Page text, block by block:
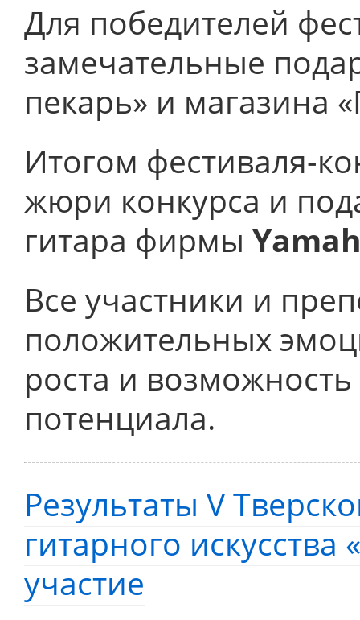
Для победителей
замечательные
пекарь» и магазина
Итогом фестиваля-
жюри конкурса и
гитара фирмы
Все участники и
положительных
роста и
потенциала.
Результаты V
гитарного
участие